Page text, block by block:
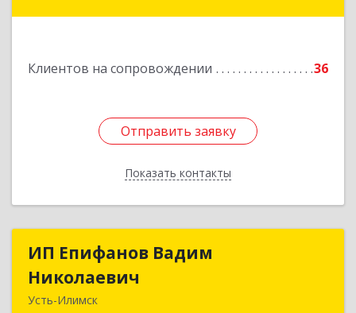
Клиентов на сопровождении 36
Отправить заявку
Показать контакты
Отправить заявку
Назад
ИП Епифанов Вадим
Николаевич
Усть-Илимск
ИП Епифанов Вадим